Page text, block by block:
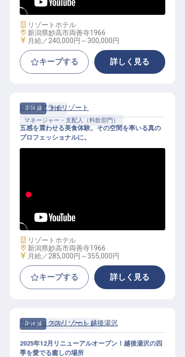
施設業態
リゾートホテル
勤務地
新潟県妙高市両善寺1966
給与
月給／240,000円～ 300,000円
キープする 詳しく見る
正社員
料飲
マネージャー・支配人（料飲部門）
レストランサービス（管理職候補）
ア
ロッテアライリゾート
五感を震わせる美食体験。その空間を率いる真の
プロフェッショナルに。
施設業態
リゾートホテル
勤務地
新潟県妙高市両善寺1966
給与
月給／285,000円～ 355,000円
キープする 詳しく見る
正社員 宿泊 フロント
リブマックスリゾート 越後湯沢
2025年12月リニューアルオープン！越後湯沢の四
季を愛でる癒しの場所